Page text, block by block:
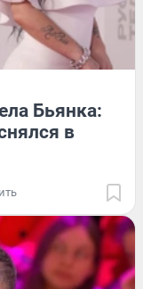
Бьянка:
в